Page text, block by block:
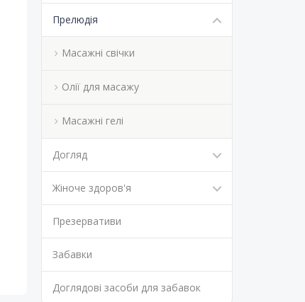
Прелюдія
Масажні свічки
Олії для масажу
Масажні гелі
Догляд
Жіноче здоров'я
Презервативи
Забавки
Доглядові засоби для забавок